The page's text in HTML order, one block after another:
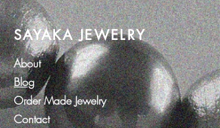
SAYAKA JEWELRY
About
Blog
Order Made Jewelry
Contact